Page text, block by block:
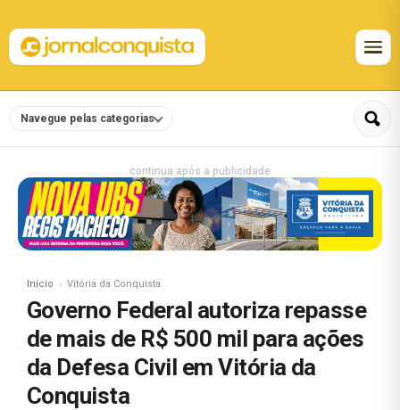
Navegue pelas categorias
continua após a publicidade
Início Vitória da Conquista
Governo Federal autoriza repasse
de mais de R$ 500 mil para ações
da Defesa Civil em Vitória da
Conquista